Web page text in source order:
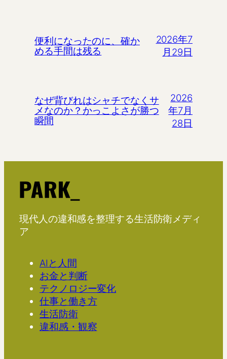
便利になったのに、確か
める手間は残る
2026年7
月29日
なぜ背びれはシャチでなくサ
メなのか？かっこよさが勝つ
瞬間
2026
年7月
28日
現代人の違和感を整理する生活防衛メディ
ア
AIと人間
お金と判断
テクノロジー変化
仕事と働き方
生活防衛
違和感・観察